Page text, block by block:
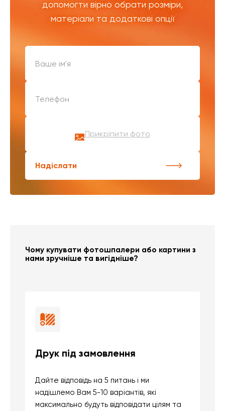
допомогти вірно обрати розміри,
матеріали та додаткові опції
Прикріпити фото
Надіслати
Чому купувати фотошпалери або картини з
нами зручніше та вигідніше?
Друк під замовлення
Дайте відповідь на 5 питань і ми
надішлемо Вам 5-10 варіантів, які
максимально будуть відповідати цілям та